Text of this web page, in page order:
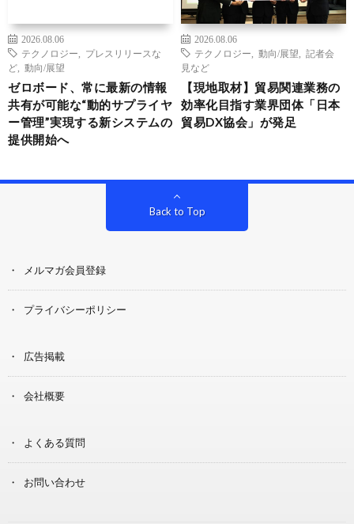
2026.08.06
テクノロジー
プレスリリースな
ど
動向/展望
ゼロボード、常に最新の情報
共有が可能な“動的サプライヤ
ー管理”実現する新システムの
提供開始へ
2026.08.06
テクノロジー
動向/展望
記者会
見など
【現地取材】貿易関連業務の
効率化目指す業界団体「日本
貿易DX協会」が発足
Back to Top
メルマガ会員登録
プライバシーポリシー
広告掲載
会社概要
よくある質問
お問い合わせ